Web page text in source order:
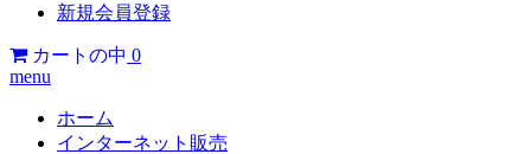
新規会員登録
カートの中 0
menu
ホーム
インターネット販売